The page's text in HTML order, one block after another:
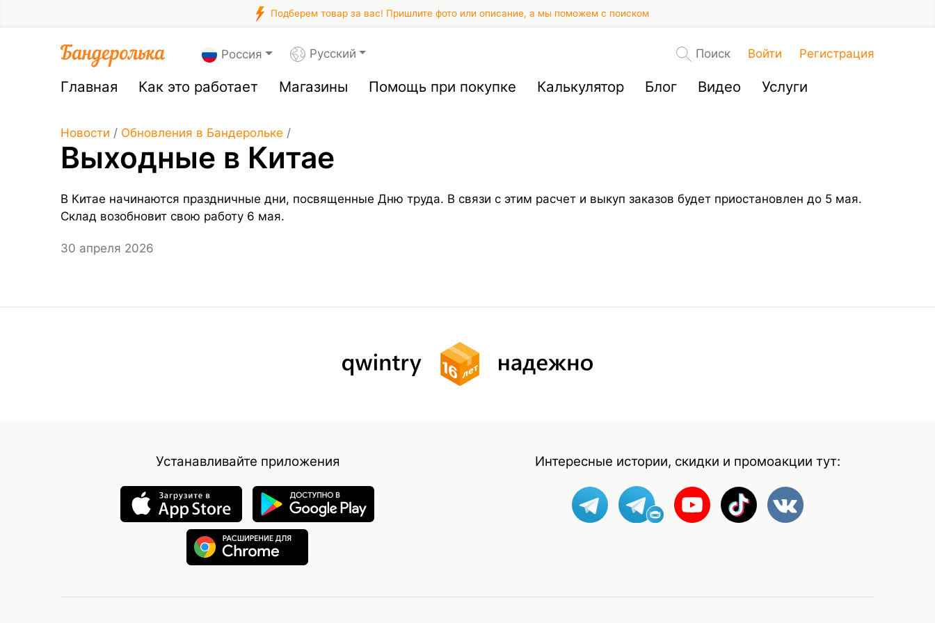
Подберем товар за вас! Пришлите фото или описание, а мы поможем с поиском
Россия Русский Поиск Войти Регистрация
Главная Как это работает Магазины Помощь при покупке Калькулятор Блог Видео Услуги
Новости / Обновления в Бандерольке /
Выходные в Китае
В Китае начинаются праздничные дни, посвященные Дню труда. В связи с этим расчет и выкуп заказов будет приостановлен до 5 мая.
Склад возобновит свою работу 6 мая.
30 апреля 2026
Устанавливайте приложения Интересные истории, скидки и промоакции тут: